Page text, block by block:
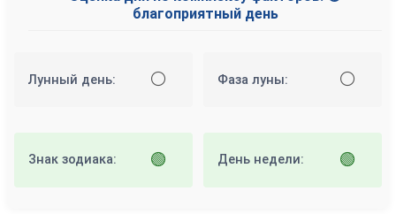
благоприятный день
Лунный день: ⚪ Фаза луны: ⚪
Знак зодиака: 🟢 День недели: 🟢